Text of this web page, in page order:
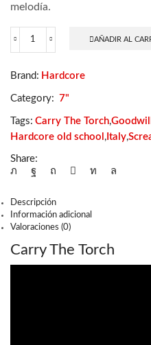
melodía.
Carry
/
of
Hope
cantidad
AÑADIR AL
Brand: Hardcore
Category: 7"
Tags: Carry The Torch,
Hardcore old school , Italy,
Share:
Descripción
Información adicional
Valoraciones (0)
Carry The Torch